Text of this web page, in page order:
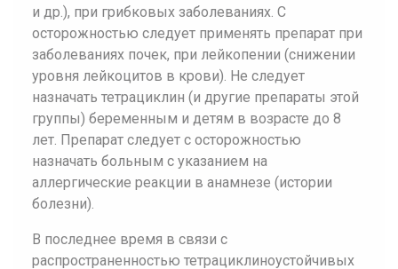
и др.), при грибковых заболеваниях. С
осторожностью следует применять препарат при
заболеваниях почек, при лейкопении (снижении
уровня лейкоцитов в крови). Не следует
назначать тетрациклин (и другие препараты этой
группы) беременным и детям в возрасте до 8
лет. Препарат следует с осторожностью
назначать больным с указанием на
аллергические реакции в анамнезе (истории
болезни).
В последнее время в связи с
распространенностью тетрациклиноустойчивых